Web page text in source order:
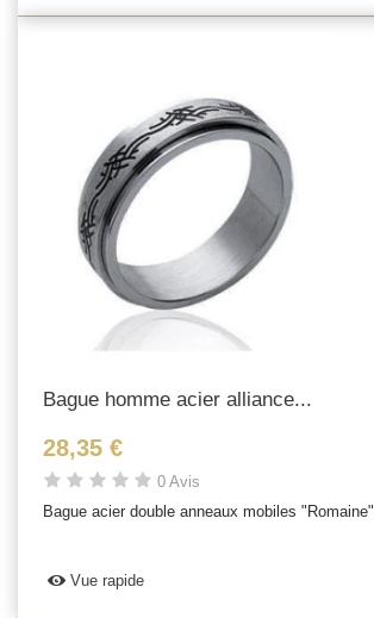
Bague homme acier alliance...
28,35 €
0 Avis
Bague acier double anneaux mobiles "Romaine".
Vue rapide